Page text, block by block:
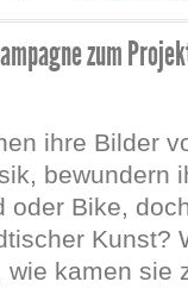
zum
ihre Bilder
bewundern
oder Bike,
Kunst?
kamen sie